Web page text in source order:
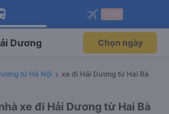
Vexere ngay!
đãi thành viên độc
Mở app
Vexere
khi đặt vé máy bay qua
Mở app
Dương Chọn ngày
từ Hà Nội
xe đi Hải Dương từ Hai Bà
xe đi Hải Dương từ Hai Bà